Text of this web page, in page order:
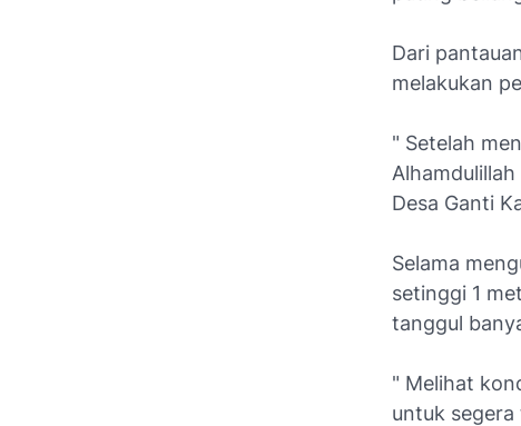
Dari
melakukan
" Setelah
Desa Ganti
Selama
setinggi 1
tanggul
" Melihat
untuk segera